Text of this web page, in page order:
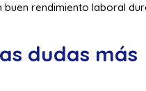
rendimiento laboral
dudas más